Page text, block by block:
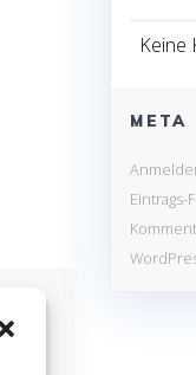
Keine
META
Eintrags-